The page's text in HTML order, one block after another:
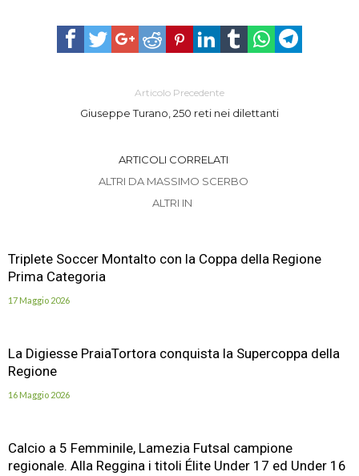
Articolo Precedente
Giuseppe Turano, 250 reti nei dilettanti
ARTICOLI CORRELATI
ALTRI DA MASSIMO SCERBO
ALTRI IN
Triplete Soccer Montalto con la Coppa della Regione
Prima Categoria
17 Maggio 2026
La Digiesse PraiaTortora conquista la Supercoppa della
Regione
16 Maggio 2026
Calcio a 5 Femminile, Lamezia Futsal campione
regionale. Alla Reggina i titoli Élite Under 17 ed Under 16